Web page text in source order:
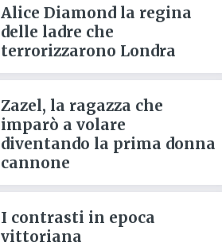
Alice Diamond la regina
delle ladre che
terrorizzarono Londra
Zazel, la ragazza che
imparò a volare
diventando la prima donna
cannone
I contrasti in epoca
vittoriana